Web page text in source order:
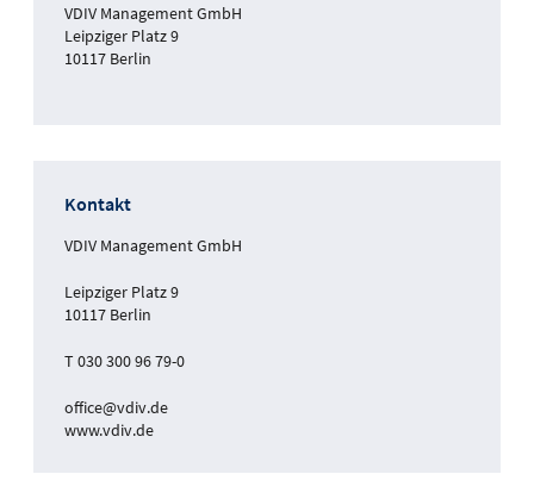
VDIV Management GmbH
Leipziger Platz 9
10117 Berlin
Kontakt
VDIV Management GmbH
Leipziger Platz 9
10117 Berlin
T 030 300 96 79-0
office@vdiv.de
www.vdiv.de